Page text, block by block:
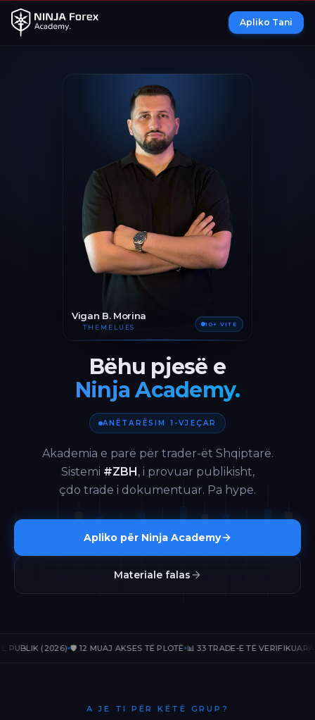
Apliko Tani
Vigan B. Morina
THEMELUES 10+ VITE
Bëhu pjesë e
Ninja Academy.
ANËTARËSIM 1-VJEÇAR
Akademia e parë për trader-ët Shqiptarë.
Sistemi #ZBH, i provuar publikisht,
çdo trade i dokumentuar. Pa hype.
Apliko për Ninja Academy
Materiale falas
(2026) 🛡️ 12 MUAJ AKSES TË PLOTË 📊 33 TRADE-E TË VERIFIKUARA 📈
A JE TI PËR KËTË GRUP?